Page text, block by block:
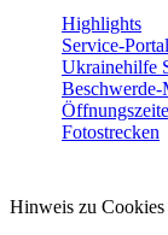
Highlights
Service-Portal
Ukrainehilfe
Beschwerde-
Fotostrecken
Hinweis zu Cookies